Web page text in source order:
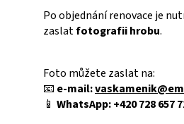
Po objednání renovace je
zaslatfotografii hrobu.
Foto můžete zaslat na:
📧 e-mail:
📱 WhatsApp:+420 728 657